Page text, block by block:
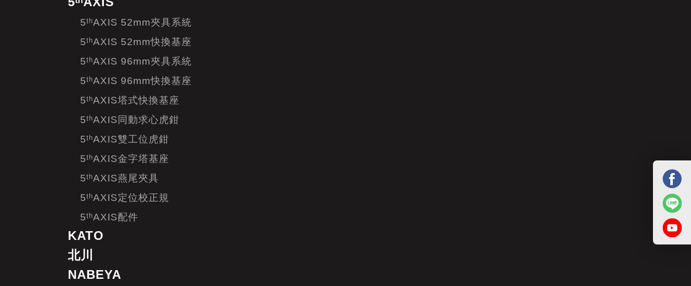
5ᵗʰAXIS 52mm夾具系統
5ᵗʰAXIS 52mm快換基座
5ᵗʰAXIS 96mm夾具系統
5ᵗʰAXIS 96mm快換基座
5ᵗʰAXIS塔式快換基座
5ᵗʰAXIS同動求心虎鉗
5ᵗʰAXIS雙工位虎鉗
5ᵗʰAXIS金字塔基座
5ᵗʰAXIS燕尾夾具
5ᵗʰAXIS定位校正規
5ᵗʰAXIS配件
KATO
北川
NABEYA